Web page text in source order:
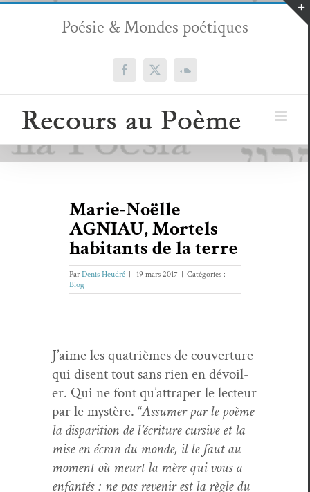
Passer
contenu
Poésie & Mondes poétiques
Facebook
X SoundCloud
Marie-Noëlle
AGNIAU, Mortels
habitants de la terre
ParDenis Heudré 19 mars 2017
Catégories :
Blog
J’aime les qua­trièmes de cou­ver­ture
qui dis­ent tout sans rien en dévoil­
er. Qui ne font qu’at­trap­er le lecteur
par le mys­tère. “Assumer par le poème
la dis­pari­tion de l’écri­t­ure cur­sive et la
mise en écran du monde, il le faut au
moment où meurt la mère qui vous a
enfan­tés : ne pas revenir est la règle du